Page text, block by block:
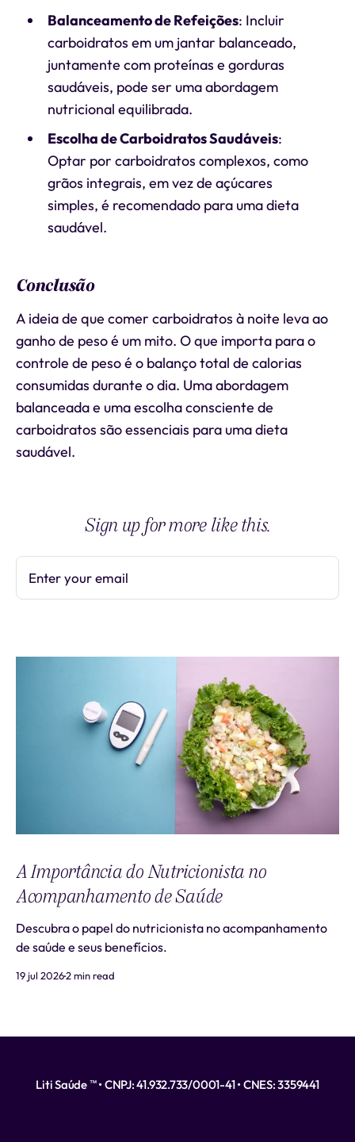
Balanceamento de Refeições: Incluir
carboidratos em um jantar balanceado,
juntamente com proteínas e gorduras
saudáveis, pode ser uma abordagem
nutricional equilibrada.
Escolha de Carboidratos Saudáveis:
Optar por carboidratos complexos, como
grãos integrais, em vez de açúcares
simples, é recomendado para uma dieta
saudável.
Conclusão
A ideia de que comer carboidratos à noite leva ao
ganho de peso é um mito. O que importa para o
controle de peso é o balanço total de calorias
consumidas durante o dia. Uma abordagem
balanceada e uma escolha consciente de
carboidratos são essenciais para uma dieta
saudável.
Sign up for more like this.
Enter your email
A Importância do Nutricionista no
Acompanhamento de Saúde
Descubra o papel do nutricionista no acompanhamento
de saúde e seus benefícios.
19 jul 20262 min read
Liti Saúde ™ • CNPJ: 41.932.733/0001-41 • CNES: 3359441